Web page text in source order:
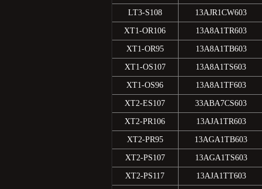
LT3-S108 13AJR1CW603
XT1-OR106 13A8A1TR603
XT1-OR95 13A8A1TB603
XT1-OS107 13A8A1TS603
XT1-OS96 13A8A1TF603
XT2-ES107 33ABA7CS603
XT2-PR106 13AJA1TR603
XT2-PR95 13AGA1TB603
XT2-PS107 13AGA1TS603
XT2-PS117 13AJA1TT603